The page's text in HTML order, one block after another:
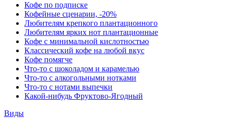
Кофе по подписке
Кофейные сценарии, -20%
Любителям крепкого плантационного
Любителям ярких нот плантационные
Кофе с минимальной кислотностью
Классический кофе на любой вкус
Кофе помягче
Что-то с шоколадом и карамелью
Что-то с алкогольными нотками
Что-то с нотами выпечки
Какой-нибудь Фруктово-Ягодный
Виды